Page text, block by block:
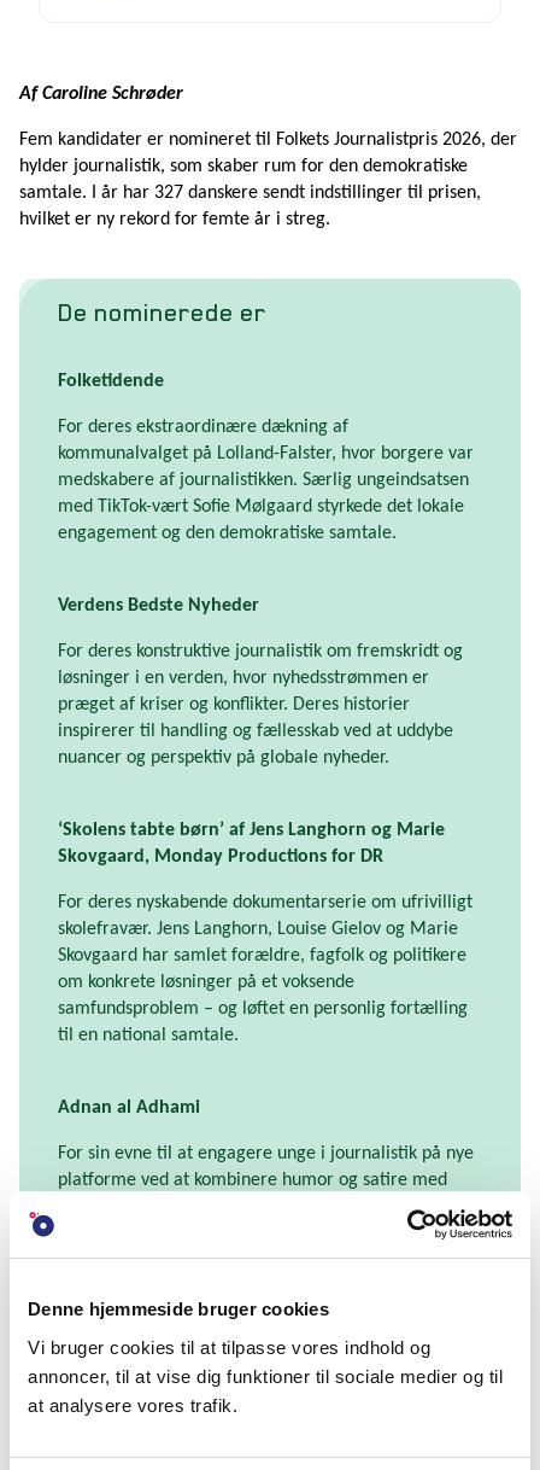
Denne hjemmeside bruger cookies
Vi bruger cookies til at tilpasse vores indhold og
annoncer, til at vise dig funktioner til sociale medier og til
at analysere vores trafik.
Af Caroline Schrøder
Fem kandidater er nomineret til Folkets Journalistpris 2026, der
hylder journalistik, som skaber rum for den demokratiske
samtale. I år har 327 danskere sendt indstillinger til prisen,
hvilket er ny rekord for femte år i streg.
De nominerede er
Folketidende
For deres ekstraordinære dækning af
kommunalvalget på Lolland-Falster, hvor borgere var
medskabere af journalistikken. Særlig ungeindsatsen
med TikTok-vært Sofie Mølgaard styrkede det lokale
engagement og den demokratiske samtale.
Verdens Bedste Nyheder
For deres konstruktive journalistik om fremskridt og
løsninger i en verden, hvor nyhedsstrømmen er
præget af kriser og konflikter. Deres historier
inspirerer til handling og fællesskab ved at uddybe
nuancer og perspektiv på globale nyheder.
‘Skolens tabte børn’ af Jens Langhorn og Marie
Skovgaard, Monday Productions for DR
For deres nyskabende dokumentarserie om ufrivilligt
skolefravær. Jens Langhorn, Louise Gielov og Marie
Skovgaard har samlet forældre, fagfolk og politikere
om konkrete løsninger på et voksende
samfundsproblem – og løftet en personlig fortælling
til en national samtale.
Adnan al Adhami
For sin evne til at engagere unge i journalistik på nye
platforme ved at kombinere humor og satire med
vigtige samfunds- og nyhedsdagsordener. Adnan
spørgsmål og skaber vigtig debat og refleksion på sine
‘Lad os tale om selvmord’ af Emilie Stein og Line
Vaaben for Politiken
holdt sig fra, fordi det er komplekst og sårbart. Med